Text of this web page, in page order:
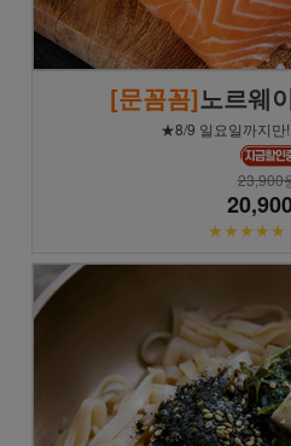
[문꼼꼼]노르웨
★8/9 일요일까지만
23,900
★★★★★